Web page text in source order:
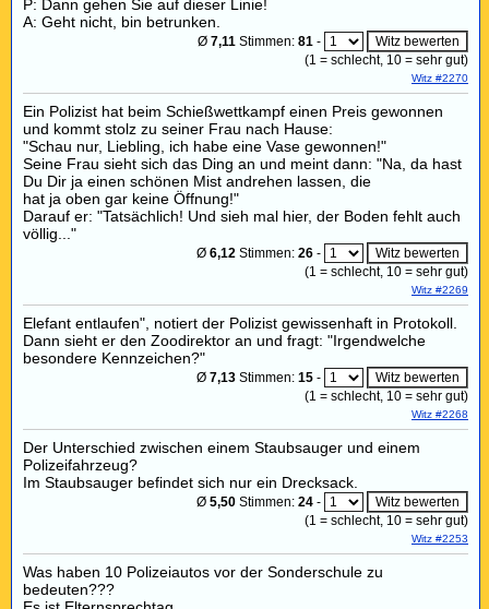
P: Dann gehen Sie auf dieser Linie!
A: Geht nicht, bin betrunken.
Ø 7,11 Stimmen: 81 -
(1 = schlecht, 10 = sehr gut)
Witz #2270
Ein Polizist hat beim Schießwettkampf einen Preis gewonnen
und kommt stolz zu seiner Frau nach Hause:
"Schau nur, Liebling, ich habe eine Vase gewonnen!"
Seine Frau sieht sich das Ding an und meint dann: "Na, da hast
Du Dir ja einen schönen Mist andrehen lassen, die
hat ja oben gar keine Öffnung!"
Darauf er: "Tatsächlich! Und sieh mal hier, der Boden fehlt auch
völlig..."
Ø 6,12 Stimmen: 26 -
(1 = schlecht, 10 = sehr gut)
Witz #2269
Elefant entlaufen", notiert der Polizist gewissenhaft in Protokoll.
Dann sieht er den Zoodirektor an und fragt: "Irgendwelche
besondere Kennzeichen?"
Ø 7,13 Stimmen: 15 -
(1 = schlecht, 10 = sehr gut)
Witz #2268
Der Unterschied zwischen einem Staubsauger und einem
Polizeifahrzeug?
Im Staubsauger befindet sich nur ein Drecksack.
Ø 5,50 Stimmen: 24 -
(1 = schlecht, 10 = sehr gut)
Witz #2253
Was haben 10 Polizeiautos vor der Sonderschule zu
bedeuten???